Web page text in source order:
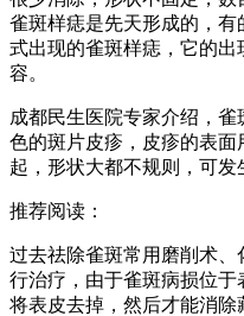
雀斑样痣是先天形成的，
式出现的雀斑样痣，它的
容。
成都民生医院专家介绍，
色的斑片皮疹，皮疹的表
起，形状大都不规则，可发
推荐阅读：
过去祛除雀斑常用磨削术
行治疗，由于雀斑病损位
将表皮去掉，然后才能消